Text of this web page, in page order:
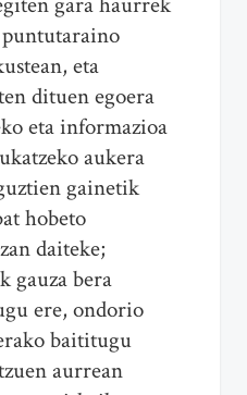
eta
dituen egoera
eta informazioa
aukera
gainetik
hobeto
daiteke;
gauza bera
ere, ondorio
baititugu
aurrean